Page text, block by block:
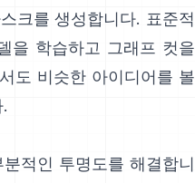
크를 생성합니다. 표준적
을 학습하고 그래프 컷을
도 비슷한 아이디어를 볼
적인 투명도를 해결합니